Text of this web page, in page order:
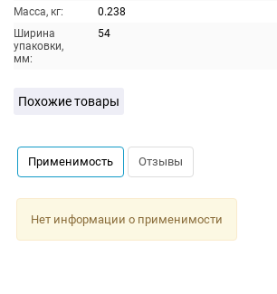
Масса, кг:
0.238
Ширина
упаковки,
мм:
54
Похожие товары
Применимость Отзывы
Нет информации о применимости